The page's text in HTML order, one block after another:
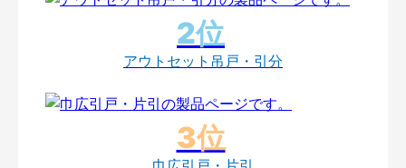
アウトセット吊戸・引分